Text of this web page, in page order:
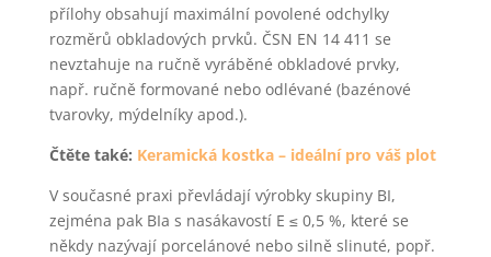
přílohy obsahují maximální povolené odchylky
rozměrů obkladových prvků. ČSN EN 14 411 se
nevztahuje na ručně vyráběné obkladové prvky,
např. ručně formované nebo odlévané (bazénové
tvarovky, mýdelníky apod.).
Čtěte také: Keramická kostka – ideální pro váš plot
V současné praxi převládají výrobky skupiny BI,
zejména pak BIa s nasákavostí E ≤ 0,5 %, které se
někdy nazývají porcelánové nebo silně slinuté, popř.